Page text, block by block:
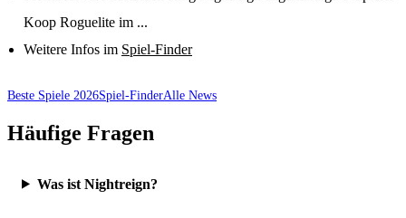
Koop Roguelite im ...
Weitere Infos im Spiel-Finder
Beste Spiele 2026Spiel-FinderAlle News
Häufige Fragen
Was ist Nightreign?